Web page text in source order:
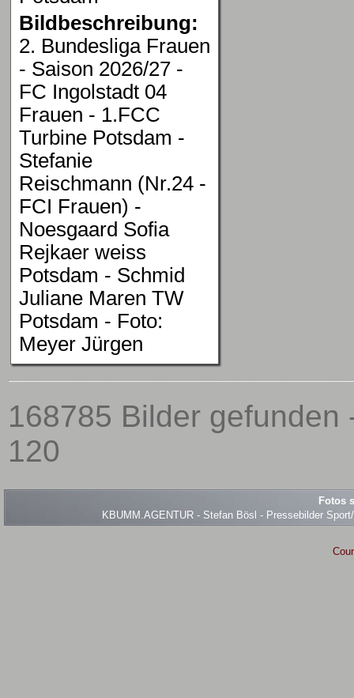
Bildbeschreibung:
2. Bundesliga Frauen
- Saison 2026/27 -
FC Ingolstadt 04
Frauen - 1.FCC
Turbine Potsdam -
Stefanie
Reischmann (Nr.24 -
FCI Frauen) -
Noesgaard Sofia
Rejkaer weiss
Potsdam - Schmid
Juliane Maren TW
Potsdam - Foto:
Meyer Jürgen
168785 Bilder gefunden
120
Fotos
KBUMM.AGENTUR - Stefan Bösl - Pressebilder